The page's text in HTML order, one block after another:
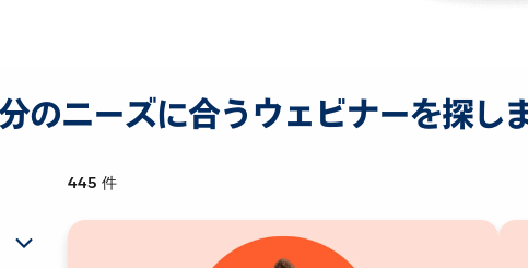
のニーズに合うウェビナーを探し
445 件